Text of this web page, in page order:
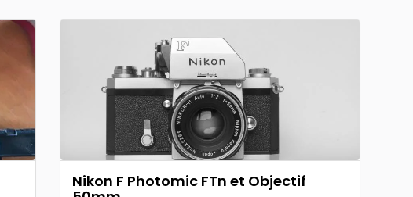
Nikon F Photomic FTn et Objectif